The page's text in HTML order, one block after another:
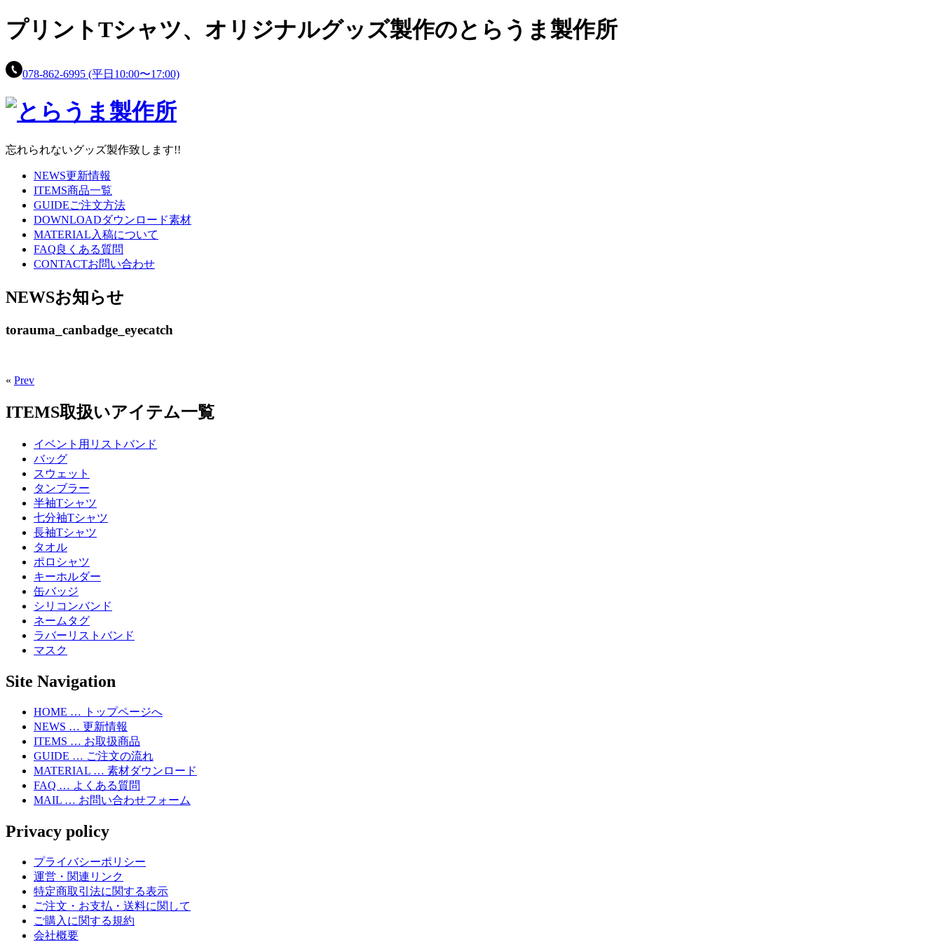
プリントTシャツ、 オリジナルグッズ製作のとらうま製作所
078-862-6995 (平日10:00〜17:00)
忘れられないグッズ製作致します!!
NEWS更新情報
ITEMS商品一覧
GUIDEご注文方法
DOWNLOADダウンロード素材
MATERIAL 入稿について
FAQ良くある質問
CONTACTお問い合わせ
NEWSお知らせ
torauma_canbadge_eyecatch
« Prev
ITEMS取扱いアイテム一覧
イベント用リストバンド
バッグ
スウェット
タンブラー
半袖Tシャツ
七分袖Tシャツ
長袖Tシャツ
タオル
ポロシャツ
キーホルダー
缶バッジ
シリコンバンド
ネームタグ
ラバーリストバンド
マスク
Site Navigation
HOME … トップページへ
NEWS … 更新情報
ITEMS … お取扱商品
GUIDE … ご注文の流れ
MATERIAL … 素材ダウンロード
FAQ … よくある質問
MAIL … お問い合わせフォーム
Privacy policy
プライバシーポリシー
運営・関連リンク
特定商取引法に関する表示
ご注文・お支払・送料に関して
ご購入に関する規約
会社概要